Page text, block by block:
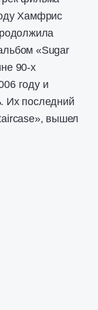
Хамфрис
«Sugar
90-х
году и
Их последний
вышел